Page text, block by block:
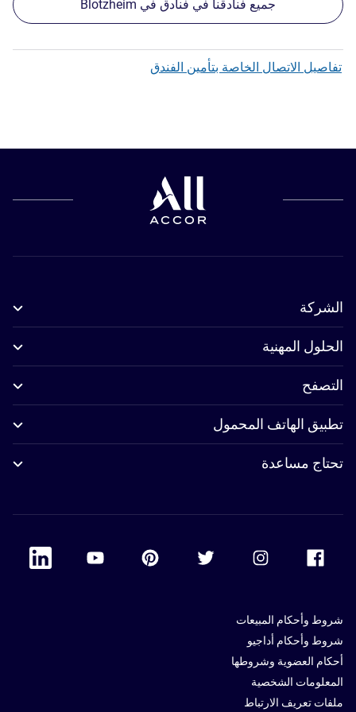
جميع فنادقنا في فنادق في Blotzheim
تفاصيل الاتصال الخاصة بتأمين الفندق
الشركة
الحلول المهنية
التصفح
تطبيق الهاتف المحمول
تحتاج مساعدة
Accor Facebook
Accor Twitter
Accor Pinterest
Accor Youtube
Linkedin
شروط وأحكام المبيعات
شروط وأحكام أداجيو
أحكام العضوية وشروطها
المعلومات الشخصية
ملفات تعريف الارتباط